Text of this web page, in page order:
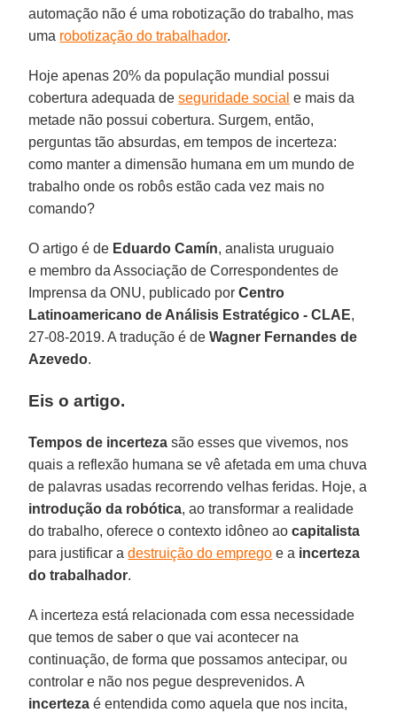
automação não é uma robotização do trabalho, mas
uma robotização do trabalhador.
Hoje apenas 20% da população mundial possui
cobertura adequada deseguridade social e mais da
metade não possui cobertura. Surgem, então,
perguntas tão absurdas, em tempos de incerteza:
como manter a dimensão humana em um mundo de
trabalho onde os robôs estão cada vez mais no
comando?
O artigo é de Eduardo Camín, analista uruguaio
e membro da Associação de Correspondentes de
Imprensa da ONU, publicado porCentro
Latinoamericano de Análisis Estratégico - CLAE,
27-08-2019. A tradução é deWagner Fernandes de
Azevedo.
Eis o artigo.
Tempos de incerteza são esses que vivemos, nos
quais a reflexão humana se vê afetada em uma chuva
de palavras usadas recorrendo velhas feridas. Hoje, a
introdução da robótica, ao transformar a realidade
do trabalho, oferece o contexto idôneo aocapitalista
para justificar adestruição do emprego e a incerteza
do trabalhador.
A incerteza está relacionada com essa necessidade
que temos de saber o que vai acontecer na
continuação, de forma que possamos antecipar, ou
controlar e não nos pegue desprevenidos. A
incerteza é entendida como aquela que nos incita,